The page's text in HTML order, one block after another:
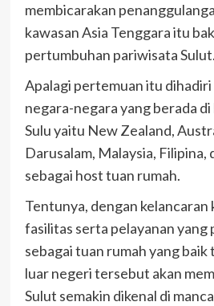
membicarakan
kawasan Asia Tenggara itu
pertumbuhan pariwisata Sulut.
Apalagi pertemuan itu
negara-negara yang berada
Sulu yaitu New Zealand,
Darusalam, Malaysia, Filipina,
sebagai host tuan rumah.
Tentunya, dengan kelancaran
fasilitas serta pelayanan yang
sebagai tuan rumah yang
luar negeri tersebut akan
Sulut semakin dikenal di